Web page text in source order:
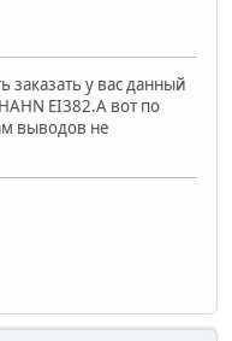
заказать у вас данный
EI382.А вот по
выводов не